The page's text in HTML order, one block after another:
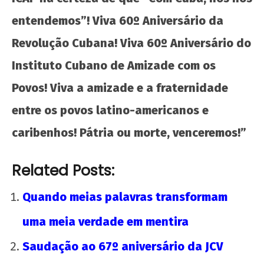
entendemos”! Viva 60º Aniversário da
Revolução Cubana! Viva 60º Aniversário do
Instituto Cubano de Amizade com os
Povos! Viva a amizade e a fraternidade
entre os povos latino-americanos e
caribenhos! Pátria ou morte, venceremos!”
Related Posts:
Quando meias palavras transformam
uma meia verdade em mentira
Saudação ao 67º aniversário da JCV